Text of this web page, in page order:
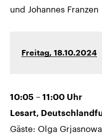
und Johannes Franzen
Freitag, 18.10.2024
10:05 – 11:00 Uhr
Lesart,
Gäste: Olga